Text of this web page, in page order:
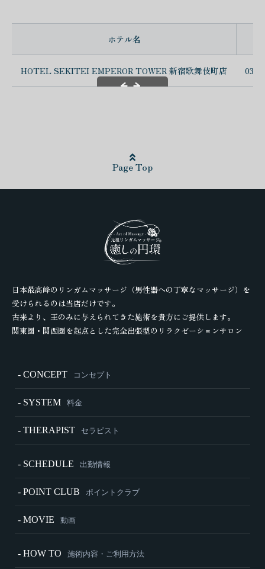
ホテル名
HOTEL SEKITEI EMPEROR TOWER 新宿歌舞伎町店 03-
Page Top
日本最高峰のリンガムマッサージ（男性器への丁寧なマッサージ）を
受けられるのは当店だけです。
古来より、王のみに与えられてきた施術を貴方にご提供します。
関東圏・関西圏を起点とした完全出張型のリラクゼーションサロン
- CONCEPT コンセプト
- SYSTEM 料金
- THERAPIST セラピスト
- SCHEDULE 出勤情報
- POINT CLUB ポイントクラブ
- MOVIE 動画
- HOW TO 施術内容・ご利用方法